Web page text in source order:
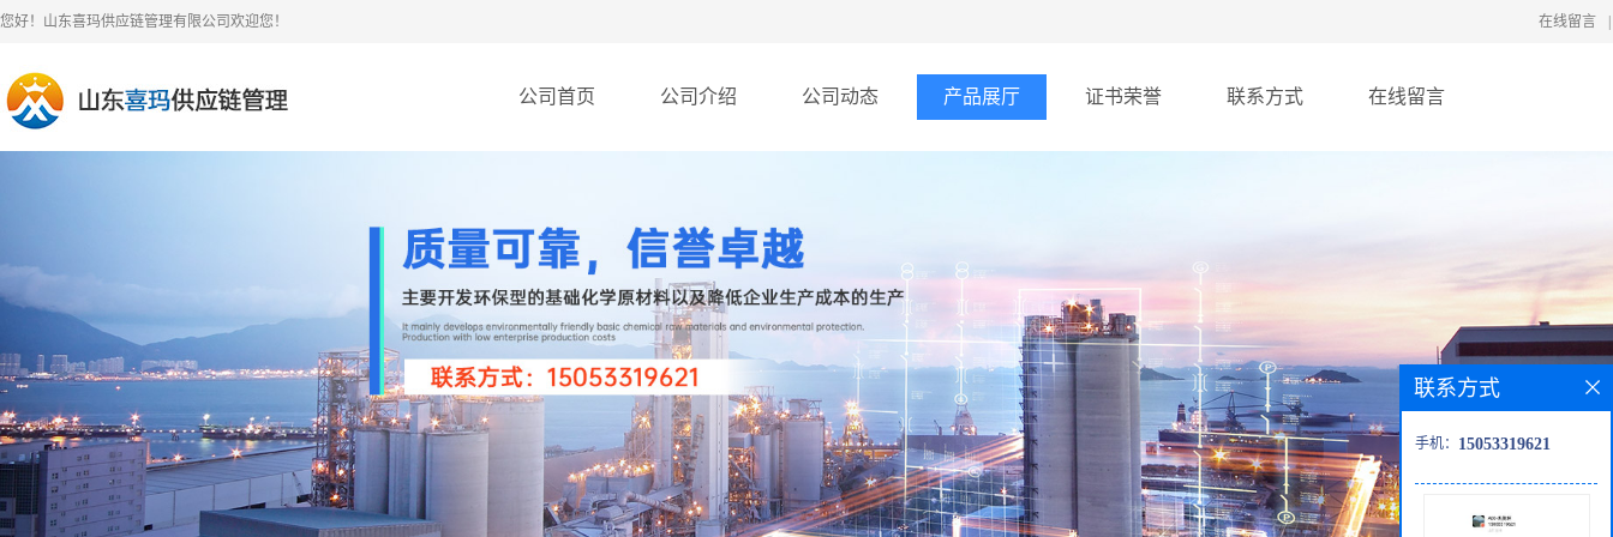
您好！山东喜玛供应链管理有限公司欢迎您！ 在线留言
公司首页 公司介绍 公司动态 产品展厅 证书荣誉 联系方式 在线留言
联系方式
手机： 15053319621